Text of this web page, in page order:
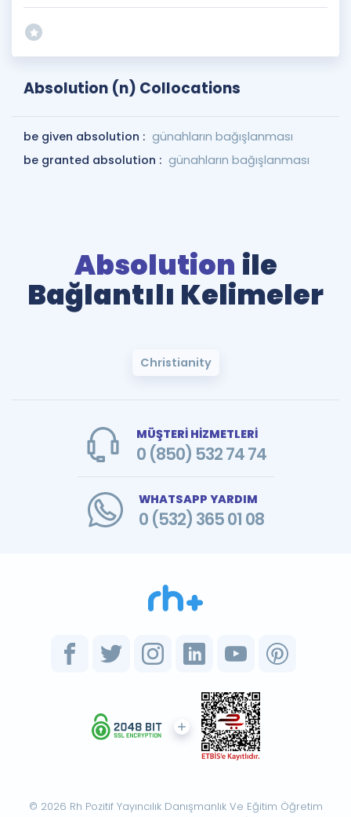
Absolution (n) Collocations
be given absolution : günahların bağışlanması
be granted absolution : günahların bağışlanması
Absolution ile
Bağlantılı Kelimeler
Christianity
MÜŞTERİ HİZMETLERİ
0 (850) 532 74 74
WHATSAPP YARDIM
0 (532) 365 01 08
© 2026 Rh Pozitif Yayıncılık Danışmanlık Ve Eğitim Öğretim